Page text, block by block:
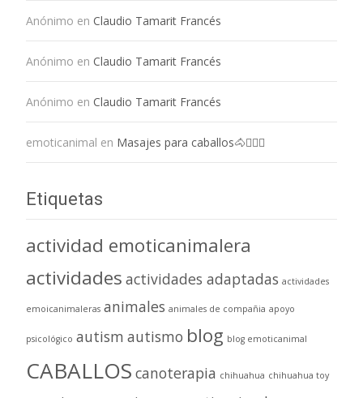
Anónimo en Claudio Tamarit Francés
Anónimo en Claudio Tamarit Francés
Anónimo en Claudio Tamarit Francés
emoticanimal en Masajes para caballos🐴💆🏻‍♀️
Etiquetas
actividad emoticanimalera
actividades actividades adaptadas actividades
emoicanimaleras animales animales de compañia apoyo
psicológico autism autismo blog blog emoticanimal
CABALLOS canoterapia chihuahua chihuahua toy